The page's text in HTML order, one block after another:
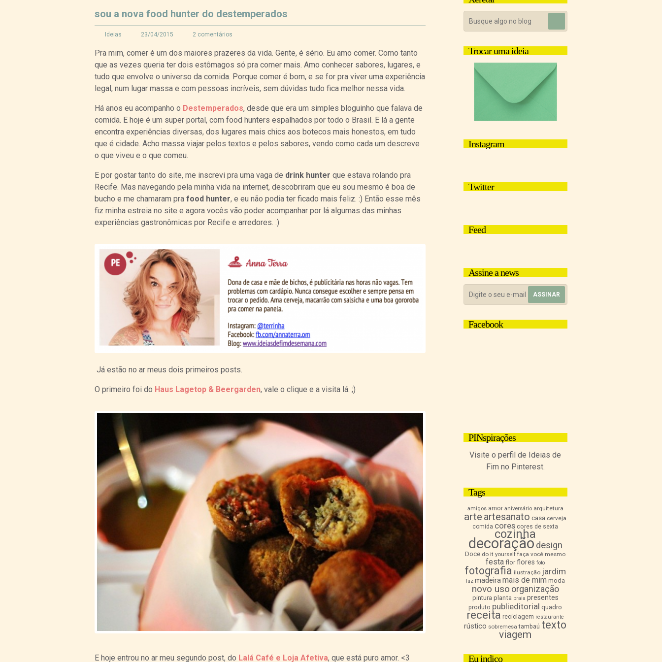
sou a nova food hunter do destemperados
Ideias 23/04/2015 2 comentários
Pra mim, comer é um dos maiores prazeres da vida. Gente, é sério. Eu amo comer. Como tanto
que as vezes queria ter dois estômagos só pra comer mais. Amo conhecer sabores, lugares, e
tudo que envolve o universo da comida. Porque comer é bom, e se for pra viver uma experiência
legal, num lugar massa e com pessoas incríveis, sem dúvidas tudo fica melhor nessa vida.
Há anos eu acompanho o Destemperados, desde que era um simples bloguinho que falava de
comida. E hoje é um super portal, com food hunters espalhados por todo o Brasil. E lá a gente
encontra experiências diversas, dos lugares mais chics aos botecos mais honestos, em tudo
que é cidade. Acho massa viajar pelos textos e pelos sabores, vendo como cada um descreve
o que viveu e o que comeu.
E por gostar tanto do site, me inscrevi pra uma vaga de drink hunter que estava rolando pra
Recife. Mas navegando pela minha vida na internet, descobriram que eu sou mesmo é boa de
bucho e me chamaram pra food hunter, e eu não podia ter ficado mais feliz. :) Então esse mês
fiz minha estreia no site e agora vocês vão poder acompanhar por lá algumas das minhas
experiências gastronômicas por Recife e arredores. :)
Já estão no ar meus dois primeiros posts.
O primeiro foi do Haus Lagetop & Beergarden, vale o clique e a visita lá. ;)
E hoje entrou no ar meu segundo post, do Lalá Café e Loja Afetiva, que está puro amor. <3
Trocar uma ideia
Instagram
Twitter
Feed
Assine a news
Facebook
PINspirações
Visite o perfil de Ideias de
Fim no Pinterest.
Tags
amigos amor aniversário arquitetura
arte artesanato casa cerveja
comida cores cores de sexta
cozinha
decoraçãodesign
Doce do it yourself faça você mesmo
festa flor flores foto
fotografia ilustração jardim
luz madeira mais de mim moda
novo uso organização
pintura planta praia presentes
produto publieditorial quadro
receita reciclagem restaurante
rústico sobremesa tambaú texto
viagem
Eu indico